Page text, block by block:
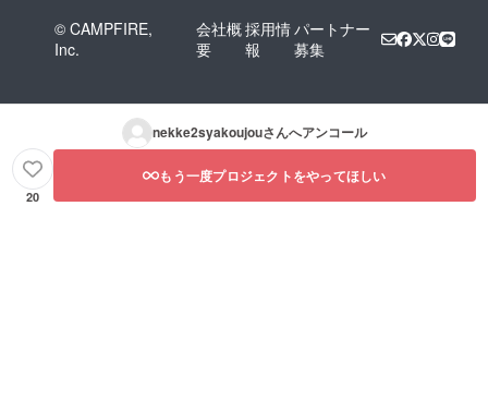
© CAMPFIRE,
Inc.
会社概
要
採用情
報
パートナー
募集
nekke2syakoujouさんへアンコール
20
もう一度プロジェクトをやってほしい